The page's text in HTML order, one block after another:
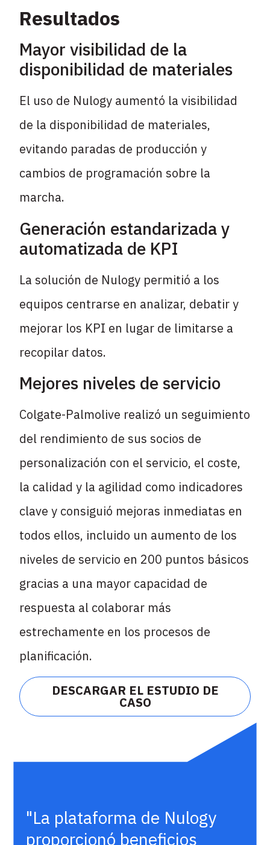
Resultados
Mayor visibilidad de la
disponibilidad de materiales
El uso de Nulogy aumentó la visibilidad
de la disponibilidad de materiales,
evitando paradas de producción y
cambios de programación sobre la
marcha.
Generación estandarizada y
automatizada de KPI
La solución de Nulogy permitió a los
equipos centrarse en analizar, debatir y
mejorar los KPI en lugar de limitarse a
recopilar datos.
Mejores niveles de servicio
Colgate-Palmolive realizó un seguimiento
del rendimiento de sus socios de
personalización con el servicio, el coste,
la calidad y la agilidad como indicadores
clave y consiguió mejoras inmediatas en
todos ellos, incluido un aumento de los
niveles de servicio en 200 puntos básicos
gracias a una mayor capacidad de
respuesta al colaborar más
estrechamente en los procesos de
planificación.
DESCARGAR EL ESTUDIO DE
CASO
"La plataforma de Nulogy
proporcionó beneficios